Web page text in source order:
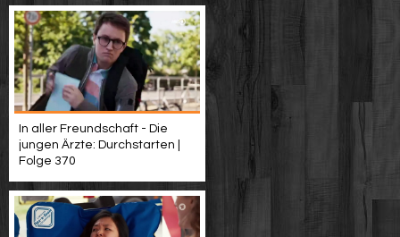
In aller Freundschaft - Die
jungen Ärzte: Durchstarten |
Folge 370